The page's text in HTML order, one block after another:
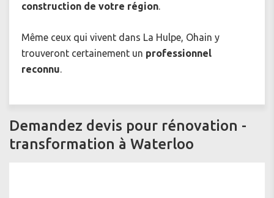
construction de votre région.
Même ceux qui vivent dans La Hulpe, Ohain y
trouveront certainement un professionnel
reconnu.
Demandez devis pour rénovation -
transformation à Waterloo